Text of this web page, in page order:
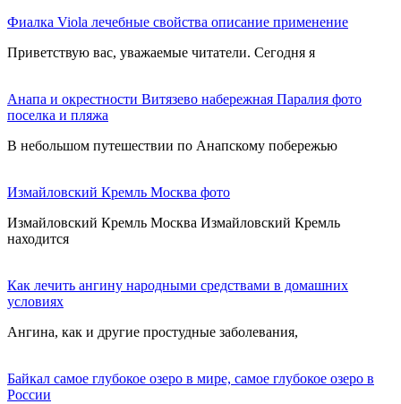
Фиалка Viola лечебные свойства описание применение
Приветствую вас, уважаемые читатели. Сегодня я
Анапа и окрестности Витязево набережная Паралия фото
поселка и пляжа
В небольшом путешествии по Анапскому побережью
Измайловский Кремль Москва фото
Измайловский Кремль Москва Измайловский Кремль
находится
Как лечить ангину народными средствами в домашних
условиях
Ангина, как и другие простудные заболевания,
Байкал самое глубокое озеро в мире, самое глубокое озеро в
России